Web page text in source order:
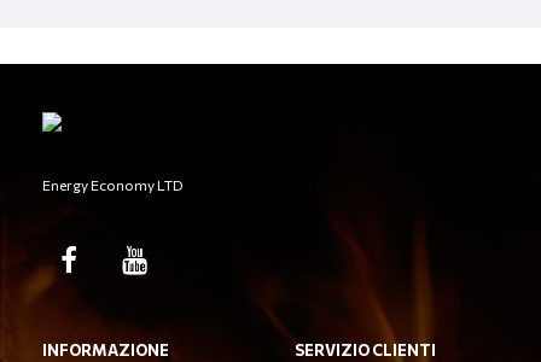
Energy Economy LTD
INFORMAZIONE SERVIZIO CLIENTI